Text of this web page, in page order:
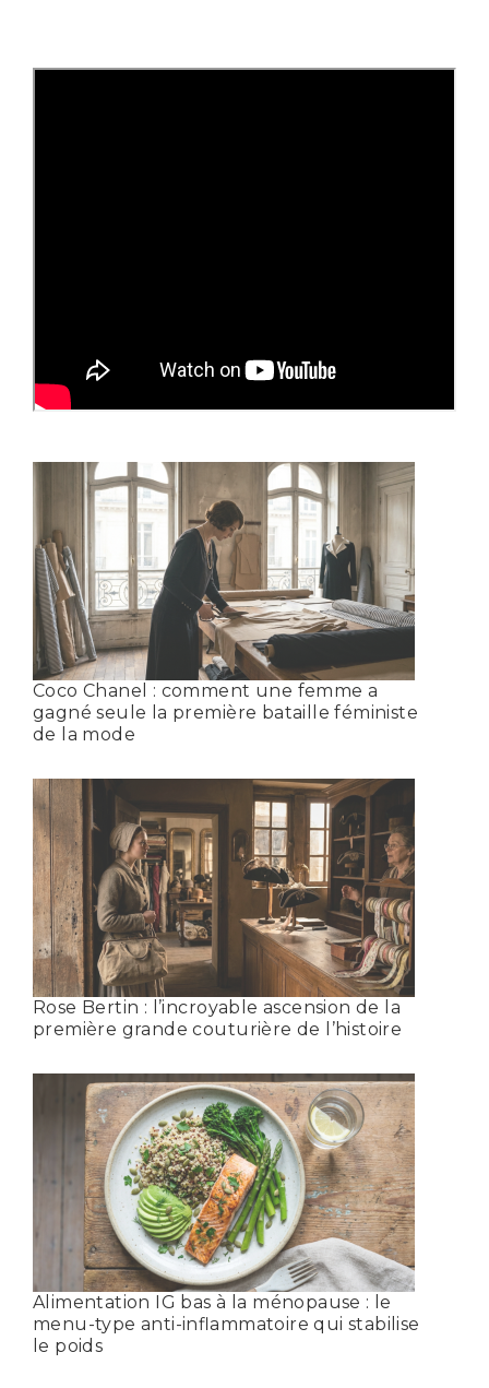
Coco Chanel : comment une femme a
gagné seule la première bataille féministe
de la mode
Rose Bertin : l’incroyable ascension de la
première grande couturière de l’histoire
Alimentation IG bas à la ménopause : le
menu-type anti-inflammatoire qui stabilise
le poids